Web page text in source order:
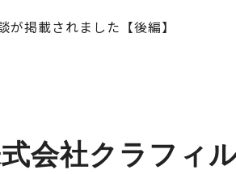
掲載されました【後編】
会社クラフィ